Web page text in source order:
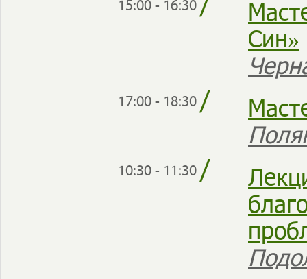
15:00 - 16:30/
Син»
17:00 - 18:30/
10:30 - 11:30/